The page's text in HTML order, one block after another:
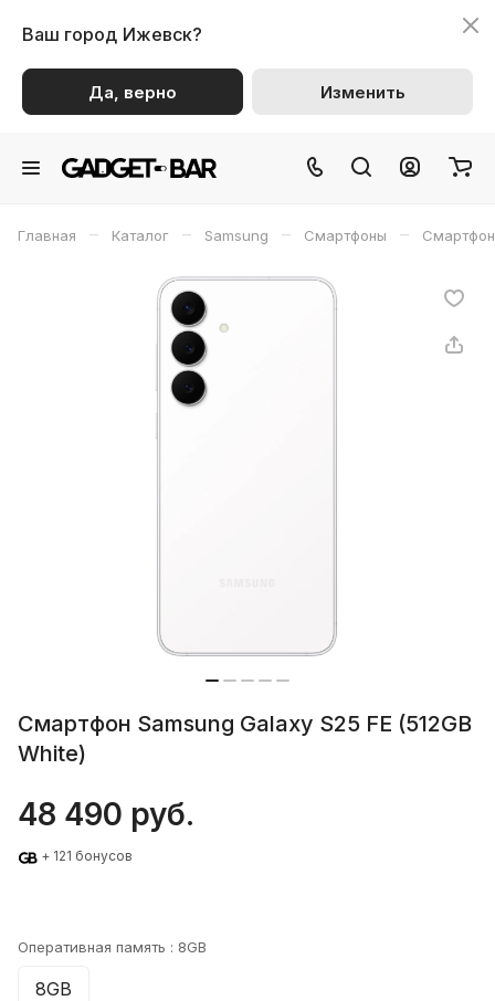
Ваш город Ижевск?
Да, верно Изменить
Главная – Каталог – Samsung – Смартфоны –
Смартфон Samsung Galaxy S25 FE (512GB
White)
48 490 руб.
+ 121 бонусов
Оперативная память : 8GB
8GB